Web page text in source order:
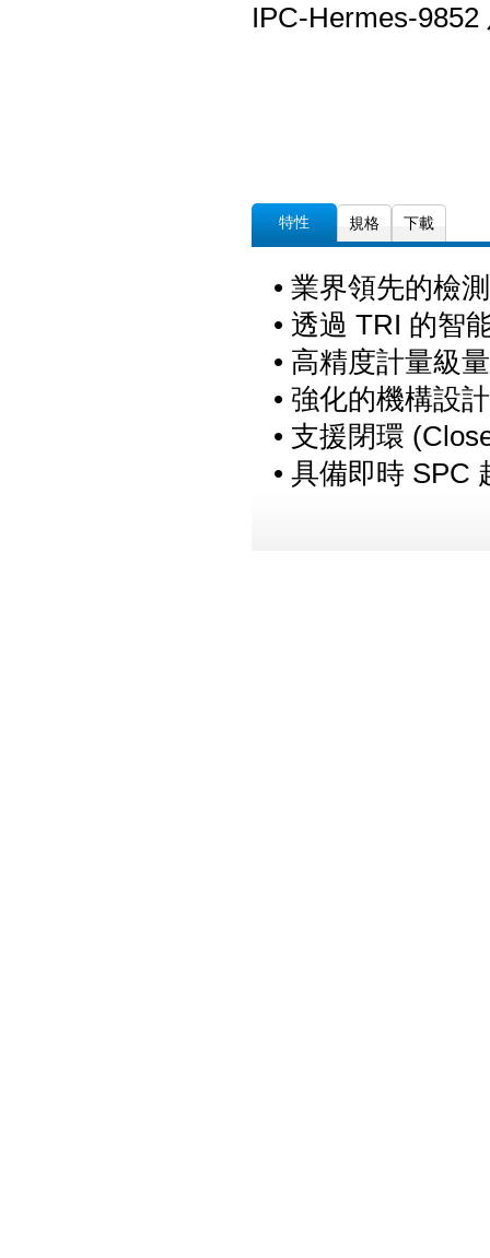
IPC-
特性 規格 下載
• 業界領先的檢
• 透過 TRI 的智
• 高精度計量級
• 強化的機構設
• 支援閉環
• 具備即時 SPC